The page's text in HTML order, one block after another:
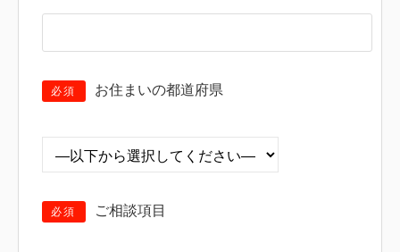
必須 お住まいの都道府県
必須 ご相談項目